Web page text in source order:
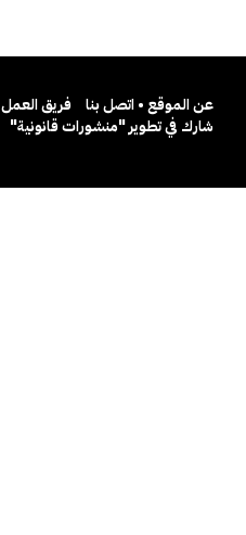
عن الموقع • اتصل بنا
فريق العمل
شارك في تطوير "منشورات قانونية"